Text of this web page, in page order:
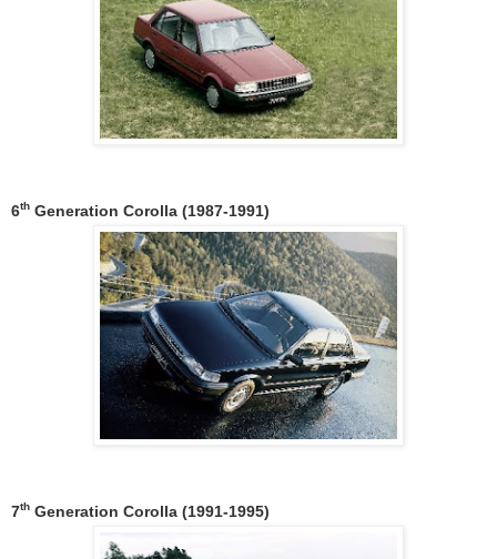
6th Generation Corolla (1987-1991)
7th Generation Corolla (1991-1995)